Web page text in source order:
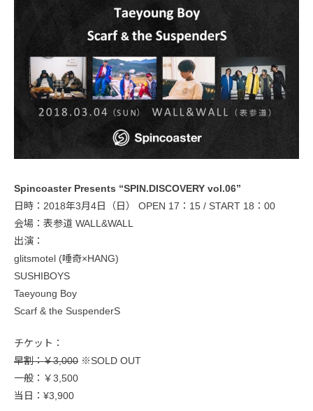
Spincoaster Presents “SPIN.DISCOVERY vol.06”
日時：2018年3月4日（日） OPEN 17：15 / START 18：00
会場：表参道 WALL&WALL
出演：
glitsmotel (唾奇×HANG)
SUSHIBOYS
Taeyoung Boy
Scarf & the SuspenderS
チケット：
早割：￥3,000 ※SOLD OUT
一般：￥3,500
当日：¥3,900